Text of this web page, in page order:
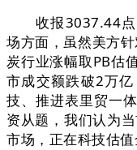
收报3037.44点
场方面，虽然美方
炭行业涨幅取PB估
市成交额跌破2万
技、推进表里贸一
资从题，我们认为
市场，正在科技估